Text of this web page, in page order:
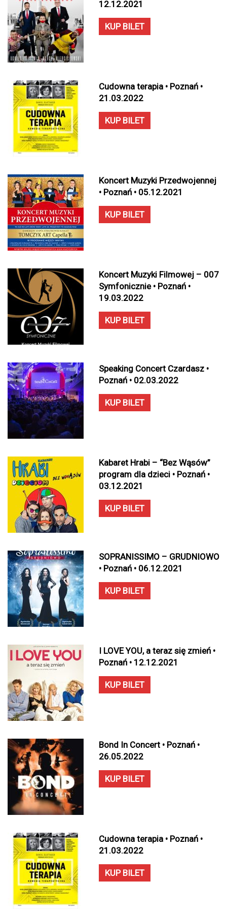
12.12.2021
KUP BILET
Cudowna terapia • Poznań •
21.03.2022
KUP BILET
Koncert Muzyki Przedwojennej
• Poznań • 05.12.2021
KUP BILET
Koncert Muzyki Filmowej – 007
Symfonicznie • Poznań •
19.03.2022
KUP BILET
Speaking Concert Czardasz •
Poznań • 02.03.2022
KUP BILET
Kabaret Hrabi – “Bez Wąsów”
program dla dzieci • Poznań •
03.12.2021
KUP BILET
SOPRANISSIMO – GRUDNIOWO
• Poznań • 06.12.2021
KUP BILET
I LOVE YOU, a teraz się zmień •
Poznań • 12.12.2021
KUP BILET
Bond In Concert • Poznań •
26.05.2022
KUP BILET
Cudowna terapia • Poznań •
21.03.2022
KUP BILET